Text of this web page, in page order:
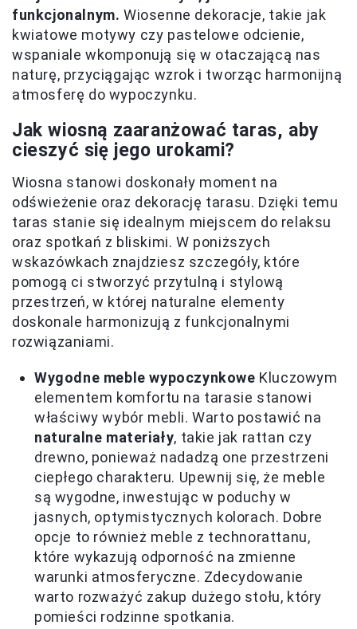
funkcjonalnym. Wiosenne dekoracje, takie jak
kwiatowe motywy czy pastelowe odcienie,
wspaniale wkomponują się w otaczającą nas
naturę, przyciągając wzrok i tworząc harmonijną
atmosferę do wypoczynku.
Jak wiosną zaaranżować taras, aby
cieszyć się jego urokami?
Wiosna stanowi doskonały moment na
odświeżenie oraz dekorację tarasu. Dzięki temu
taras stanie się idealnym miejscem do relaksu
oraz spotkań z bliskimi. W poniższych
wskazówkach znajdziesz szczegóły, które
pomogą ci stworzyć przytulną i stylową
przestrzeń, w której naturalne elementy
doskonale harmonizują z funkcjonalnymi
rozwiązaniami.
Wygodne meble wypoczynkowe Kluczowym
elementem komfortu na tarasie stanowi
właściwy wybór mebli. Warto postawić na
naturalne materiały, takie jak rattan czy
drewno, ponieważ nadadzą one przestrzeni
ciepłego charakteru. Upewnij się, że meble
są wygodne, inwestując w poduchy w
jasnych, optymistycznych kolorach. Dobre
opcje to również meble z technorattanu,
które wykazują odporność na zmienne
warunki atmosferyczne. Zdecydowanie
warto rozważyć zakup dużego stołu, który
pomieści rodzinne spotkania.